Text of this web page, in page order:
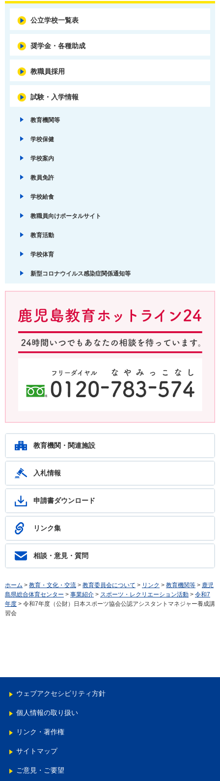
公立学校一覧表
奨学金・各種助成
教職員採用
試験・入学情報
教育機関等
学校保健
学校案内
教員免許
学校給食
教職員向けポータルサイト
教育活動
学校体育
新型コロナウイルス感染症関係通知等
鹿児島教育ホットライン24 24時間いつでもあなたの相談を待ってい
ます。フリーダイヤル：0120-783-574
教育機関・関連施設
入札情報
申請書ダウンロード
リンク集
相談・意見・質問
ホーム > 教育・文化・交流 > 教育委員会について > リンク > 教育機関等 > 鹿児
島県総合体育センター > 事業紹介 > スポーツ・レクリエーション活動 > 令和7
年度 > 令和7年度（公財）日本スポーツ協会公認アシスタントマネジャー養成講
習会
ウェブアクセシビリティ方針
個人情報の取り扱い
リンク・著作権
サイトマップ
ご意見・ご要望